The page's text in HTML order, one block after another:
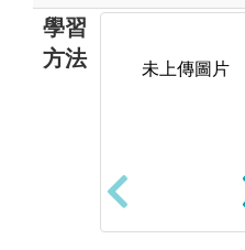
學習
方法
未上傳圖片